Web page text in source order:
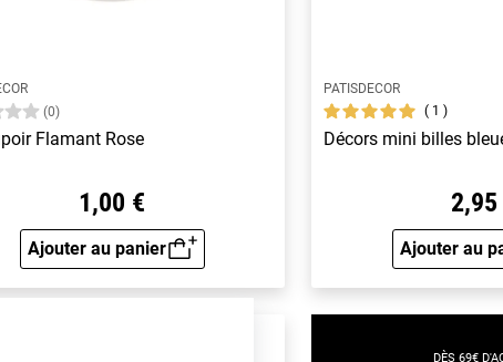
(0)
Flamant Rose
1,00 €
Ajouter au panier
Aperçu rapide
PATISDECOR
1
Décors mini billes
2,95
Ajouter au
DÈS 69€